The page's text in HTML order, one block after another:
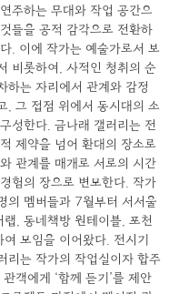
주하는 무대와 작업 공간으
들을 공적 감각으로 전환하
. 이에 작가는 예술가로서 보
비롯하여, 사적인 청취의 순
하는 자리에서 관계와 감정
, 그 접점 위에서 동시대의 소
성한다. 금나래 갤러리는 전
제약을 넘어 환대의 장소로
관계를 매개로 서로의 시간
험의 장으로 변모한다. 작가
의 멤버들과 7월부터 서서울
랩, 동네책방 원테이블, 포천
모임을 이어왔다. 전시기
리는 작가의 작업실이자 합주
객에게 ‘함께 듣기’를 제안